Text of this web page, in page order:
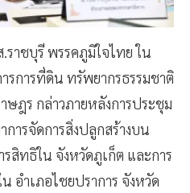
าชบุรี พรรคภูมิใจไทย ใน
รการที่ดิน ทรัพยากรธรรมชาติ
ฎร กล่าวภายหลังการประชุม
ารจัดการสิ่งปลูกสร้างบน
สิทธิใน จังหวัดภูเก็ต และการ
อำเภอไชยปราการ จังหวัด